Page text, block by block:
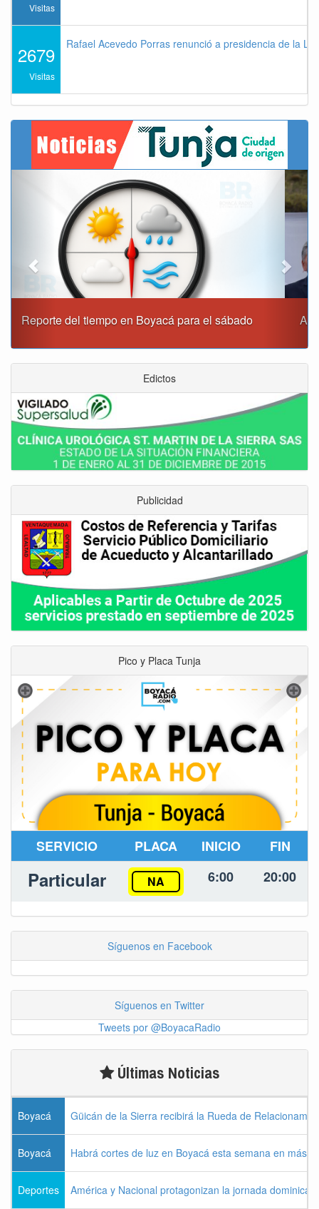
Visitas
2679
Visitas
Rafael Acevedo Porras renunció a presidencia de la
Alcaldía de Tunja y Gobernación de Boyacá firmaron
Next
Edictos
Publicidad
Pico y Placa Tunja
SERVICIO PLACA INICIO FIN
Particular NA 6:00 20:00
Síguenos en Facebook
Síguenos en Twitter
Tweets por @BoyacaRadio
Últimas Noticias
Boyacá Güicán de la Sierra recibirá la Rueda de
Boyacá Habrá cortes de luz en Boyacá esta semana en más
Deportes América y Nacional protagonizan la jornada dominical